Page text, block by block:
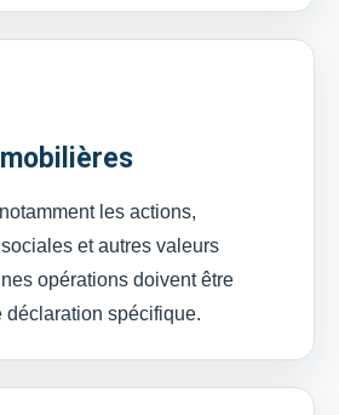
les actions,
et autres valeurs
opérations doivent être
déclaration spécifique.